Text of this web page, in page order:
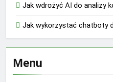
Jak wdrożyć AI do analizy
Jak wykorzystać chatboty
Menu